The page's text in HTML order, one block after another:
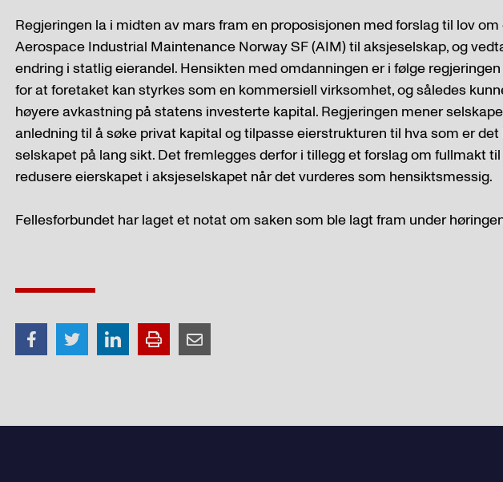
Regjeringen la i midten av mars fram en proposisjonen med forslag til lov
Aerospace Industrial Maintenance Norway SF (AIM) til aksjeselskap, og
endring i statlig eierandel. Hensikten med omdanningen er i følge
for at foretaket kan styrkes som en kommersiell virksomhet, og således
høyere avkastning på statens investerte kapital. Regjeringen mener
anledning til å søke privat kapital og tilpasse eierstrukturen til hva som er
selskapet på lang sikt. Det fremlegges derfor i tillegg et forslag om fullmakt
redusere eierskapet i aksjeselskapet når det vurderes som hensiktsmessig.
Fellesforbundet har laget et notat om saken som ble lagt fram under